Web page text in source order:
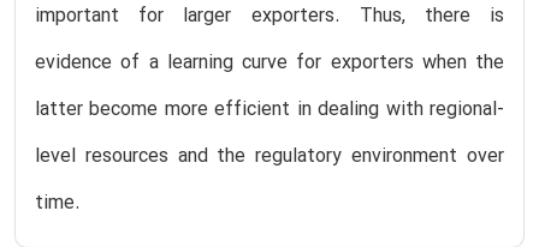
important for larger exporters. Thus, there is
evidence of a learning curve for exporters when the
latter become more efficient in dealing with regional-
level resources and the regulatory environment over
time.